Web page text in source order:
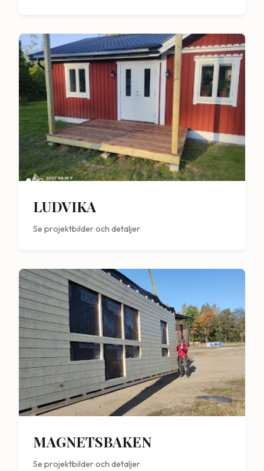
LUDVIKA
Se projektbilder och detaljer
MAGNETSBAKEN
Se projektbilder och detaljer